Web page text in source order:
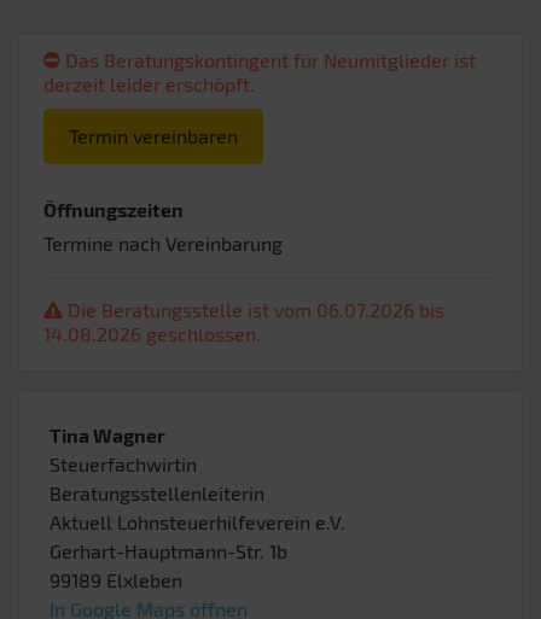
Das Beratungskontingent für Neumitglieder ist
derzeit leider erschöpft.
Termin vereinbaren
Öffnungszeiten
Termine nach Vereinbarung
Die Beratungsstelle ist vom 06.07.2026 bis
14.08.2026 geschlossen.
Tina Wagner
Steuerfachwirtin
Beratungsstellenleiterin
Aktuell Lohnsteuerhilfeverein e.V.
Gerhart-Hauptmann-Str. 1b
99189 Elxleben
In Google Maps öffnen